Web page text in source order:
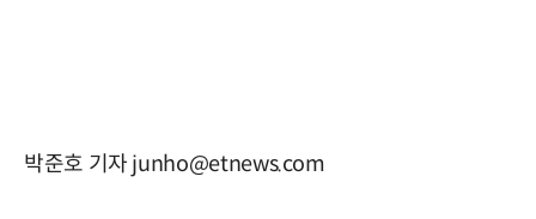
박준호 기자 junho@etnews.com